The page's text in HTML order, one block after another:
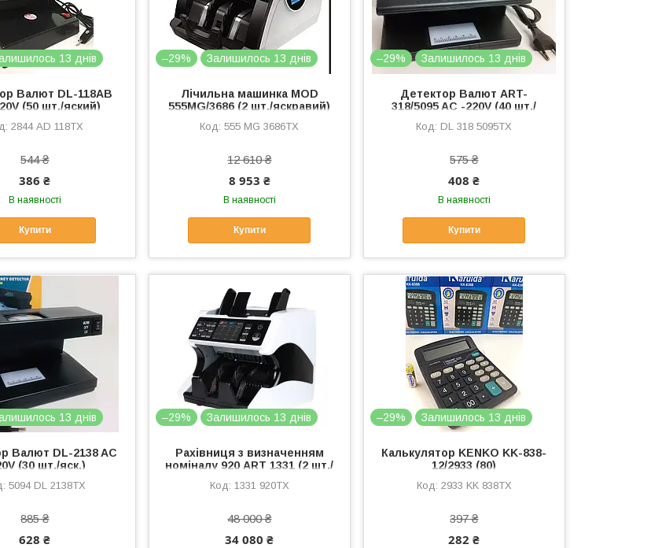
13 днів
Валют DL-118AB
(50 шт./яский)
2844 AD 118TX
544 ₴
386 ₴
В наявності
Купити
–29% Залишилось 13 днів
Лічильна машинка MOD
555MG/3686 (2 шт./яскравий)
555 MG 3686TX
12 610 ₴
8 953 ₴
В наявності
Купити
–29% Залишилось 13 днів
Детектор Валют ART-
318/5095 AC -220V (40 шт./
DL 318 5095TX
575 ₴
408 ₴
В наявності
Купити
13 днів
Валют DL-2138 AC
(30 шт./яск.)
5094 DL 2138TX
885 ₴
628 ₴
–29% Залишилось 13 днів
Рахівниця з визначенням
номіналу 920 ART 1331 (2 шт./
1331 920TX
48 000 ₴
34 080 ₴
–29% Залишилось 13 днів
Калькулятор KENKO KK-838-
12/2933 (80)
2933 KK 838TX
397 ₴
282 ₴